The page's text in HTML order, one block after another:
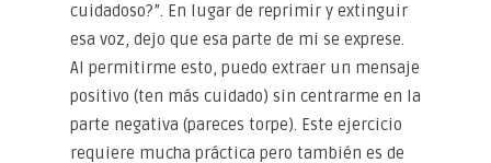
cuidadoso?”. En lugar de reprimir y extinguir
esa voz, dejo que esa parte de mi se exprese.
Al permitirme esto, puedo extraer un mensaje
positivo (ten más cuidado) sin centrarme en la
parte negativa (pareces torpe). Este ejercicio
requiere mucha práctica pero también es de